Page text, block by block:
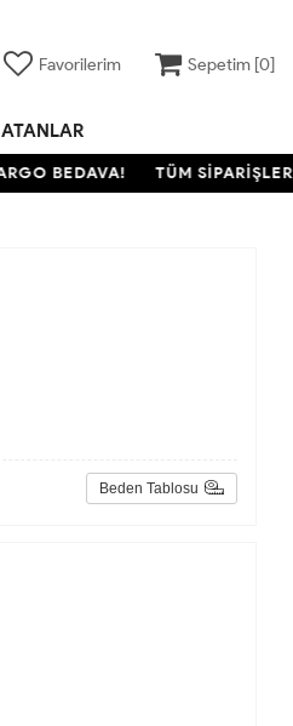
Favorilerim Sepetim [0]
BEDAVA! TÜM
Beden Tablosu